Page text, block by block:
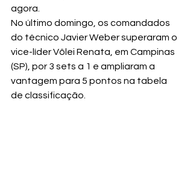
agora.
No último domingo, os comandados
do técnico Javier Weber superaram o
vice-líder Vôlei Renata, em Campinas
(SP), por 3 sets a 1 e ampliaram a
vantagem para 5 pontos na tabela
de classificação.